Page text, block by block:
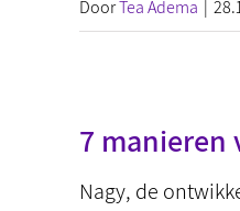
DoorTea Adema |
7 manieren
Nagy, de